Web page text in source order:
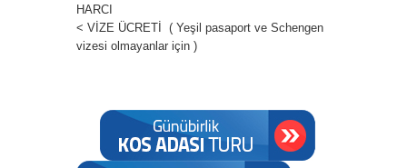
HARCI
< VİZE ÜCRETİ ( Yeşil pasaport ve Schengen
vizesi olmayanlar için )